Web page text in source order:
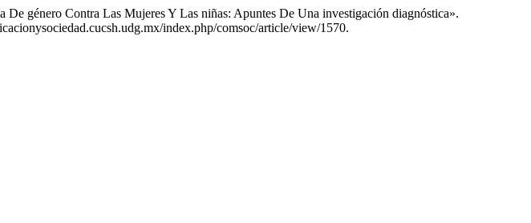
género Contra Las Mujeres Y Las niñas: Apuntes De Una investigación diagnóstica».
index.php/comsoc/article/view/1570.